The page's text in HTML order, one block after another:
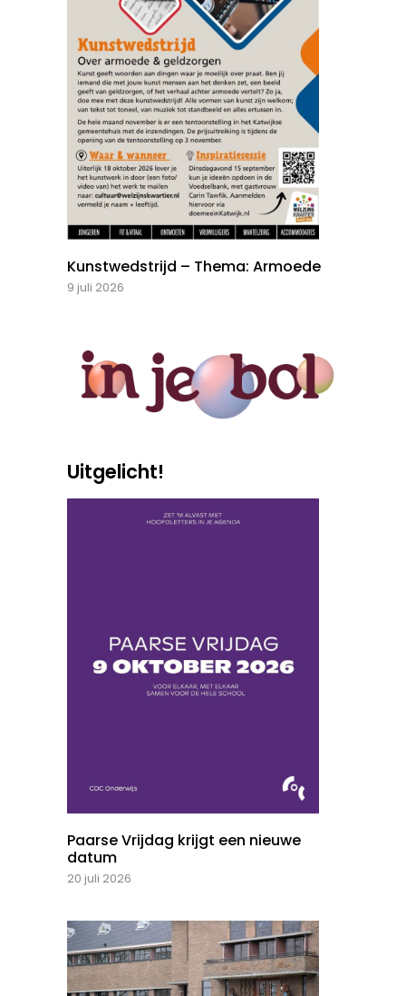
Kunstwedstrijd – Thema: Armoede
9 juli 2026
Uitgelicht!
Paarse Vrijdag krijgt een nieuwe
datum
20 juli 2026